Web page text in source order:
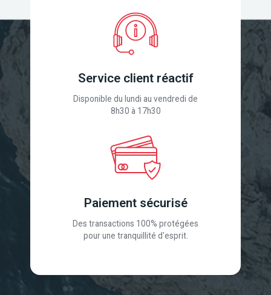
Service client réactif
Disponible du lundi au vendredi de
8h30 à 17h30
Paiement sécurisé
Des transactions 100% protégées
pour une tranquillité d'esprit.